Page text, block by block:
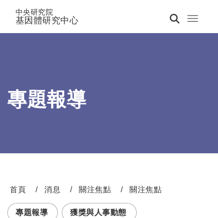
Toggle
中央研究院
基因體研究中心
專題報導
首頁 消息 關注焦點
關注焦點
專題報導
獲獎與人事動態